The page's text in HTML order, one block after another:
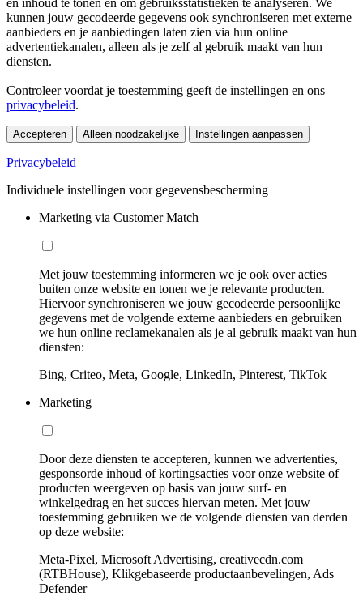
en inhoud te tonen en om gebruiksstatistieken te analyseren. We
kunnen jouw gecodeerde gegevens ook synchroniseren met externe
aanbieders en je aanbiedingen laten zien via hun online
advertentiekanalen, alleen als je zelf al gebruik maakt van hun
diensten.
Controleer voordat je toestemming geeft de instellingen en ons
privacybeleid.
Accepteren Alleen noodzakelijke Instellingen aanpassen
Privacybeleid
Individuele instellingen voor gegevensbescherming
Marketing via Customer Match
Met jouw toestemming informeren we je ook over acties
buiten onze website en tonen we je relevante producten.
Hiervoor synchroniseren we jouw gecodeerde persoonlijke
gegevens met de volgende externe aanbieders en gebruiken
we hun online reclamekanalen als je al gebruik maakt van hun
diensten:
Bing, Criteo, Meta, Google, LinkedIn, Pinterest, TikTok
Marketing
Door deze diensten te accepteren, kunnen we advertenties,
gesponsorde inhoud of kortingsacties voor onze website of
producten weergeven op basis van jouw surf- en
winkelgedrag en het succes hiervan meten. Met jouw
toestemming gebruiken we de volgende diensten van derden
op deze website:
Meta-Pixel, Microsoft Advertising, creativecdn.com
(RTBHouse), Klikgebaseerde productaanbevelingen, Ads
Defender